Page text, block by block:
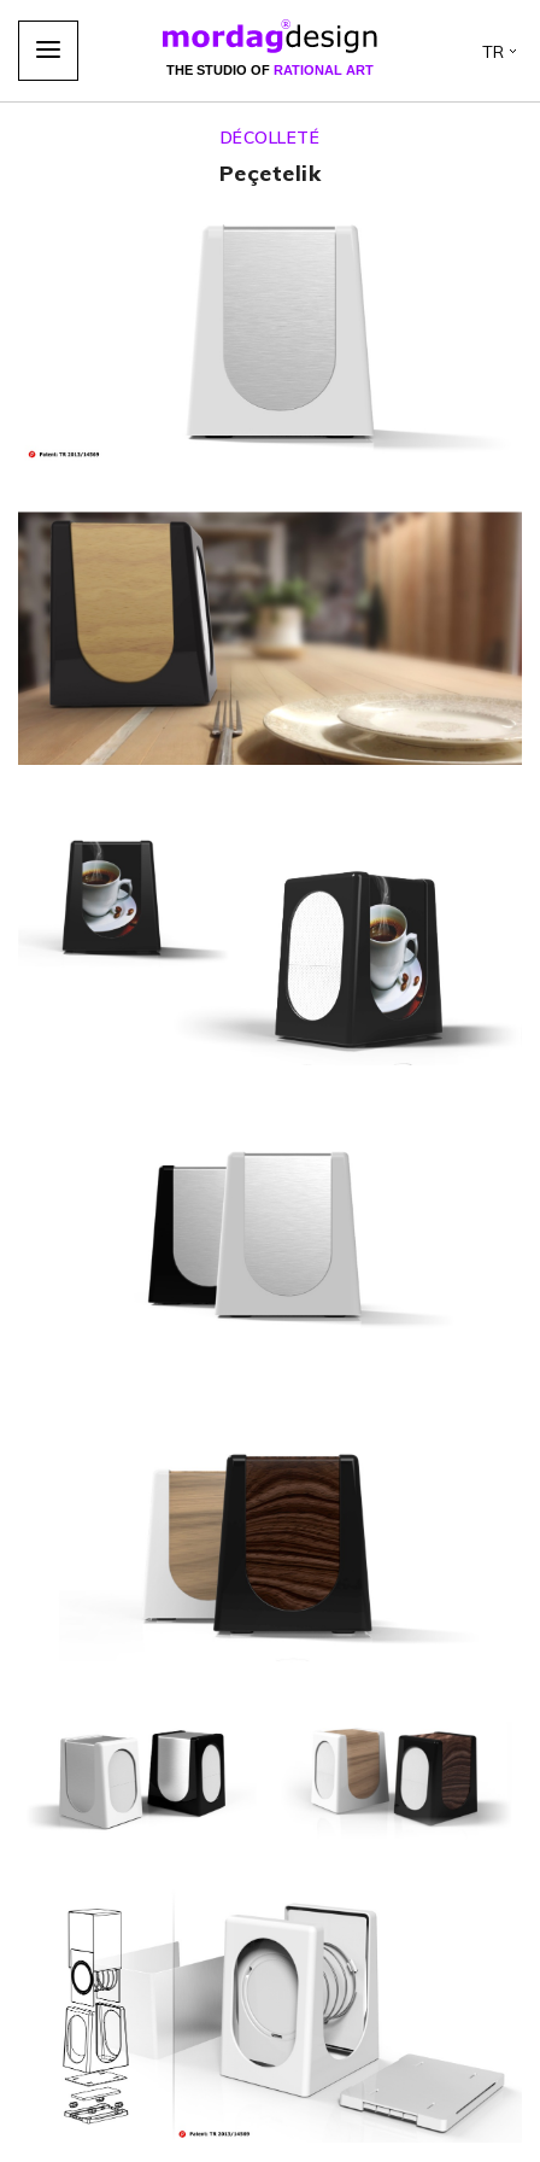
THE STUDIO OF RATIONAL ART
TR
DÉCOLLETÉ
Peçetelik